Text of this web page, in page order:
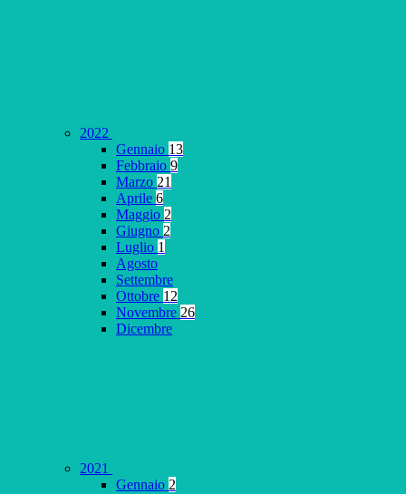
2022
Gennaio 13
Febbraio 9
Marzo 21
Aprile 6
Maggio 2
Giugno 2
Luglio 1
Agosto
Settembre
Ottobre 12
Novembre 26
Dicembre
2021
Gennaio 2